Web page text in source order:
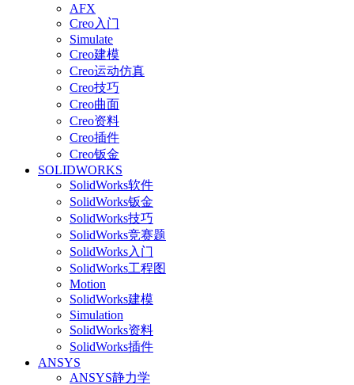
AFX
Creo入门
Simulate
Creo建模
Creo运动仿真
Creo技巧
Creo曲面
Creo资料
Creo插件
Creo钣金
SOLIDWORKS
SolidWorks软件
SolidWorks钣金
SolidWorks技巧
SolidWorks竞赛题
SolidWorks入门
SolidWorks工程图
Motion
SolidWorks建模
Simulation
SolidWorks资料
SolidWorks插件
ANSYS
ANSYS静力学